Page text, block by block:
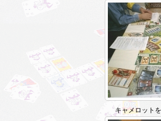
キャメロット